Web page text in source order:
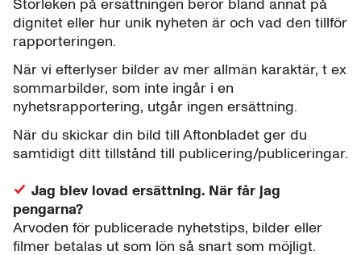
Storleken på ersättningen beror bland annat på
dignitet eller hur unik nyheten är och vad den tillför
rapporteringen.
När vi efterlyser bilder av mer allmän karaktär, t ex
sommarbilder, som inte ingår i en
nyhetsrapportering, utgår ingen ersättning.
När du skickar din bild till Aftonbladet ger du
samtidigt ditt tillstånd till publicering/publiceringar.
Jag blev lovad ersättning. När får jag
pengarna?
Arvoden för publicerade nyhetstips, bilder eller
filmer betalas ut som lön så snart som möjligt.